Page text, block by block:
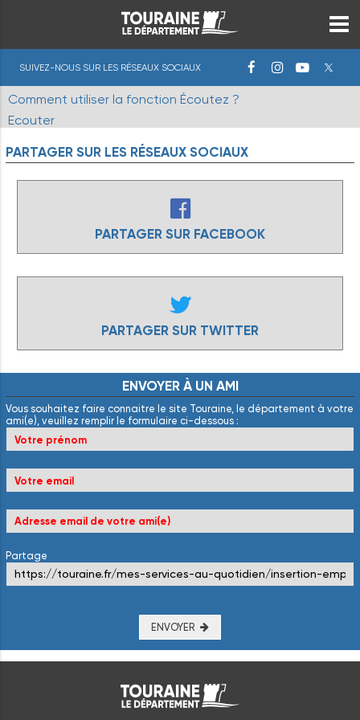
SUIVEZ-NOUS SUR LES RÉSEAUX SOCIAUX
Comment utiliser la fonction Écoutez ?
Ecouter
PARTAGER SUR LES RÉSEAUX SOCIAUX
PARTAGER SUR FACEBOOK
PARTAGER SUR TWITTER
ENVOYER À UN AMI
Vous souhaitez faire connaitre le site Touraine, le département à votre
ami(e), veuillez remplir le formulaire ci-dessous :
Partage
ENVOYER